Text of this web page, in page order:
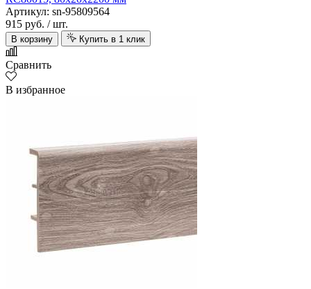
Артикул: sn-95809564
915 руб. / шт.
В корзину Купить в 1 клик
Сравнить
В избранное